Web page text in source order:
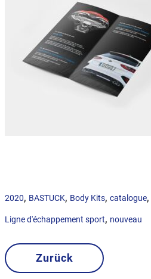
2020, BASTUCK, Body Kits, catalogue,
Ligne d'échappement sport, nouveau
Zurück